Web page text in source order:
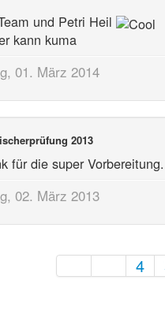
und Petri Heil
kann kuma
01. März 2014
2013
für die super
02. März 2013
4